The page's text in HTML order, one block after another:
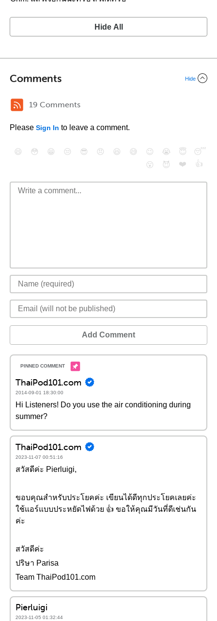
Hide All
Comments Hide
19 Comments
Please Sign In to leave a comment.
😄 😳 😁 😒 😎 😠 😆 😅 😉 😭 😇
😴
😮
😈 ❤️ 👍
Add Comment
ThaiPod101.com
2014-09-01 18:30:00
Hi Listeners! Do you use the air conditioning during
summer?
ThaiPod101.com
2023-11-07 00:51:16
สวัสดีค่ะ Pierluigi,
ขอบคุณสำหรับประโยคค่ะ เขียนได้ดีทุกประโยคเลยค่ะ
ใช้แอร์แบบประหยัดไฟด้วย 👍 ขอให้คุณมีวันที่ดีเช่นกัน
ค่ะ
สวัสดีค่ะ
ปริษา Parisa
Team ThaiPod101.com
Pierluigi
2023-11-05 01:32:44